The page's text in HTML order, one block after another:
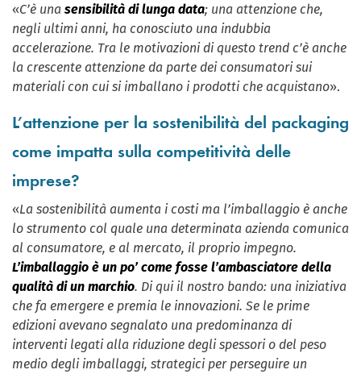
«C’è una sensibilità di lunga data; una attenzione che,
negli ultimi anni, ha conosciuto una indubbia
accelerazione. Tra le motivazioni di questo trend c’è anche
la crescente attenzione da parte dei consumatori sui
materiali con cui si imballano i prodotti che acquistano».
L’attenzione per la sostenibilità del packaging
come impatta sulla competitività delle
imprese?
«La sostenibilità aumenta i costi ma l’imballaggio è anche
lo strumento col quale una determinata azienda comunica
al consumatore, e al mercato, il proprio impegno.
L’imballaggio è un po’ come fosse l’ambasciatore della
qualità di un marchio. Di qui il nostro bando: una iniziativa
che fa emergere e premia le innovazioni. Se le prime
edizioni avevano segnalato una predominanza di
interventi legati alla riduzione degli spessori o del peso
medio degli imballaggi, strategici per perseguire un